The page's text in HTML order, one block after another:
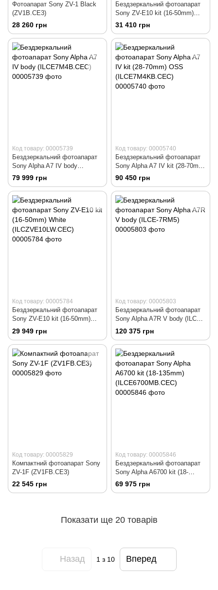
Фотоапарат Sony ZV-1 Black
(ZV1B.CE3)
28 260 грн
Бездзеркальний фотоапарат
Sony ZV-E10 kit (16-50mm)
Black (ILCZVE10LB.CEC)
31 410 грн
Код товару: 00005739
Бездзеркальний фотоапарат
Sony Alpha A7 IV body
(ILCE7M4B.CEC)
79 999 грн
Код товару: 00005740
Бездзеркальний фотоапарат
Sony Alpha A7 IV kit (28-70mm)
OSS (ILCE7M4KB.CEC)
90 450 грн
Код товару: 00005784
Бездзеркальний фотоапарат
Sony ZV-E10 kit (16-50mm)
White (ILCZVE10LW.CEC)
29 949 грн
Код товару: 00005803
Бездзеркальний фотоапарат
Sony Alpha A7R V body (ILCE-
7RM5)
120 375 грн
Код товару: 00005829
Компактний фотоапарат Sony
ZV-1F (ZV1FB.CE3)
22 545 грн
Код товару: 00005846
Бездзеркальний фотоапарат
Sony Alpha A6700 kit (18-
135mm) (ILCE6700MB.CEC)
69 975 грн
Показати ще 20 товарів
Назад 1 з 10 Вперед